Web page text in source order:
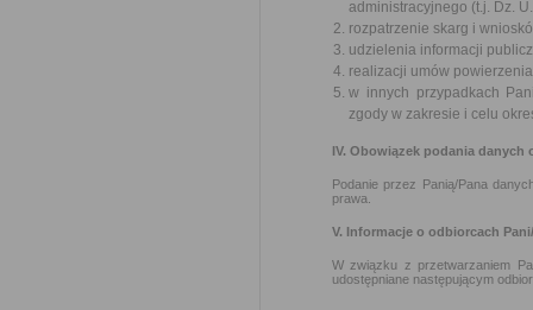
administracyjnego (t.j. Dz.
rozpatrzenie skarg i
udzielenia informacji
realizacji umów
w innych przypadkach
zgody w zakresie i celu
IV. Obowiązek podania danych
Podanie przez Panią/Pana
prawa.
V. Informacje o odbiorcach
W związku z przetwarzaniem
udostępniane następującym